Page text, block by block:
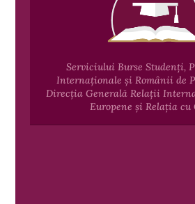
Serviciului Burse Studenți,
Internaționale și Românii de
Direcția Generală Relații
Europene și Relația cu